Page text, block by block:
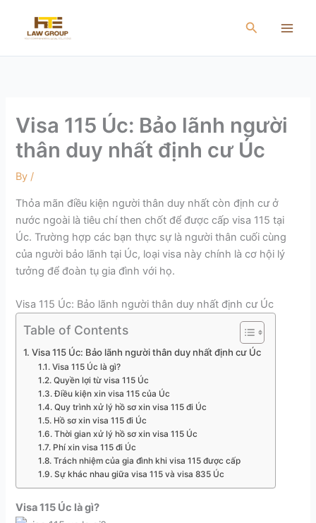
content
Search
Visa 115 Úc: Bảo lãnh người
thân duy nhất định cư Úc
By /
Thỏa mãn điều kiện người thân duy nhất còn định cư ở
nước ngoài là tiêu chí then chốt để được cấp visa 115 tại
Úc. Trường hợp các bạn thực sự là người thân cuối cùng
của người bảo lãnh tại Úc, loại visa này chính là cơ hội lý
tưởng để đoàn tụ gia đình với họ.
Visa 115 Úc: Bảo lãnh người thân duy nhất định cư Úc
Table of Contents
Visa 115 Úc: Bảo lãnh người thân duy nhất định cư Úc
Visa 115 Úc là gì?
Quyền lợi từ visa 115 Úc
Điều kiện xin visa 115 của Úc
Quy trình xử lý hồ sơ xin visa 115 đi Úc
Hồ sơ xin visa 115 đi Úc
Thời gian xử lý hồ sơ xin visa 115 Úc
Phí xin visa 115 đi Úc
Trách nhiệm của gia đình khi visa 115 được cấp
Sự khác nhau giữa visa 115 và visa 835 Úc
Visa 115 Úc là gì?